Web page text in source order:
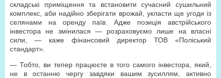
складські приміщення та встановити сучасний сушильний
комплекс, аби надійно зберігати врожай, укласти ще угоди із
селянами на оренду паїв. Адже позиція австрійського
інвестора не змінилася — розраховуємо лише на власні
сили, — каже фінансовий директор ТОВ «Поліський
стандарт».
— Тобто, ви тепер працюєте в того самого інвестора, який,
не в останню чергу завдяки вашим зусиллям, активно